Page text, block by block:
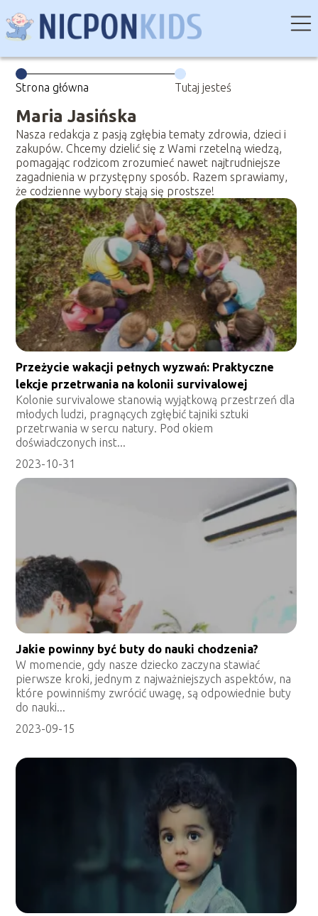
Strona główna Tutaj jesteś
Maria Jasińska
Nasza redakcja z pasją zgłębia tematy zdrowia, dzieci i
zakupów. Chcemy dzielić się z Wami rzetelną wiedzą,
pomagając rodzicom zrozumieć nawet najtrudniejsze
zagadnienia w przystępny sposób. Razem sprawiamy,
że codzienne wybory stają się prostsze!
Przeżycie wakacji pełnych wyzwań: Praktyczne
lekcje przetrwania na kolonii survivalowej
Kolonie survivalowe stanowią wyjątkową przestrzeń dla
młodych ludzi, pragnących zgłębić tajniki sztuki
przetrwania w sercu natury. Pod okiem
doświadczonych inst...
2023-10-31
Jakie powinny być buty do nauki chodzenia?
W momencie, gdy nasze dziecko zaczyna stawiać
pierwsze kroki, jednym z najważniejszych aspektów, na
które powinniśmy zwrócić uwagę, są odpowiednie buty
do nauki...
2023-09-15